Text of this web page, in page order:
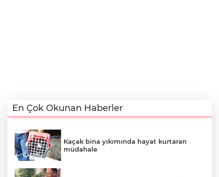
En Çok Okunan Haberler
Kaçak bina yıkımında hayat kurtaran
müdahale